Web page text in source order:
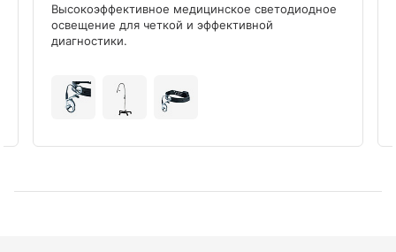
Высокоэффективное медицинское светодиодное
освещение для четкой и эффективной
диагностики.